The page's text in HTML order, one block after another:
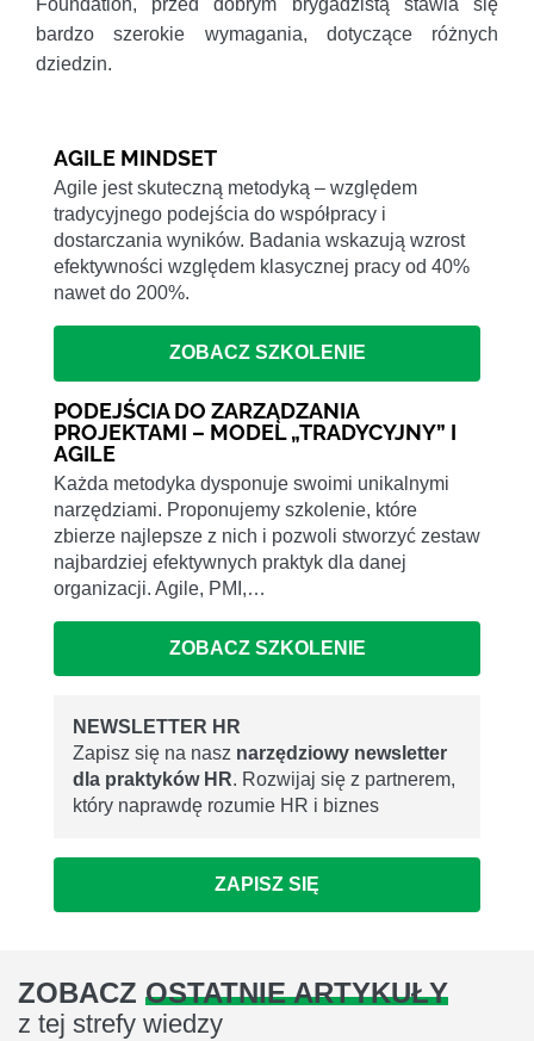
Foundation, przed dobrym brygadzistą stawia się
bardzo szerokie wymagania, dotyczące różnych
dziedzin.
AGILE MINDSET
Agile jest skuteczną metodyką – względem
tradycyjnego podejścia do współpracy i
dostarczania wyników. Badania wskazują wzrost
efektywności względem klasycznej pracy od 40%
nawet do 200%.
ZOBACZ SZKOLENIE
PODEJŚCIA DO ZARZĄDZANIA
PROJEKTAMI – MODEL „TRADYCYJNY” I
AGILE
Każda metodyka dysponuje swoimi unikalnymi
narzędziami. Proponujemy szkolenie, które
zbierze najlepsze z nich i pozwoli stworzyć zestaw
najbardziej efektywnych praktyk dla danej
organizacji. Agile, PMI,…
ZOBACZ SZKOLENIE
NEWSLETTER HR
Zapisz się na nasz narzędziowy newsletter
dla praktyków HR. Rozwijaj się z partnerem,
który naprawdę rozumie HR i biznes
ZAPISZ SIĘ
ZOBACZ OSTATNIE ARTYKUŁY
z tej strefy wiedzy